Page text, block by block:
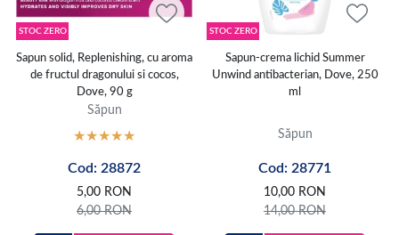
STOC ZERO
Sapun solid, Replenishing, cu aroma
de fructul dragonului si cocos,
Dove, 90 g
Săpun
Cod: 28872
5,00 RON
6,00RON
STOC ZERO
Sapun-crema lichid Summer
Unwind antibacterian, Dove, 250
ml
Săpun
Cod: 28771
10,00 RON
14,00RON